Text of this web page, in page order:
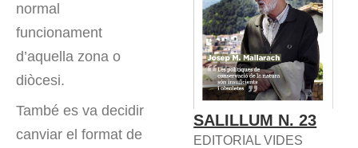
normal
funcionament
d’aquella zona o
diòcesi.
També es va decidir
canviar el format de
SALILLUM N. 23
EDITORIAL VIDES